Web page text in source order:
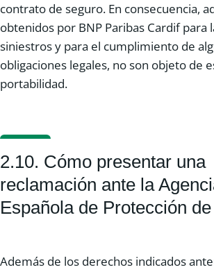
contrato de seguro. En consecuencia,
obtenidos por BNP Paribas Cardif para
siniestros y para el cumplimiento de
obligaciones legales, no son objeto de
portabilidad.
2.10. Cómo presentar una
reclamación ante la
Española de Protección
Además de los derechos indicados